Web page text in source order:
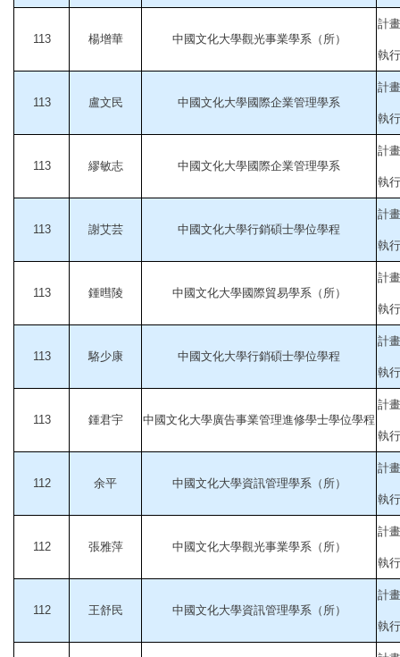
113 楊增華 中國文化大學觀光事業學系（所）
計
執
113 盧文民 中國文化大學國際企業管理學系
計
執
113 繆敏志 中國文化大學國際企業管理學系
計
執
113 謝艾芸 中國文化大學行銷碩士學位學程
計
執
113 鍾暳陵 中國文化大學國際貿易學系（所）
計
執
113 駱少康 中國文化大學行銷碩士學位學程
計
執
113 鍾君宇 中國文化大學廣告事業管理進修學士學位學程
計
執
112 余平 中國文化大學資訊管理學系（所）
計
執
112 張雅萍 中國文化大學觀光事業學系（所）
計
執
112 王舒民 中國文化大學資訊管理學系（所）
計
執